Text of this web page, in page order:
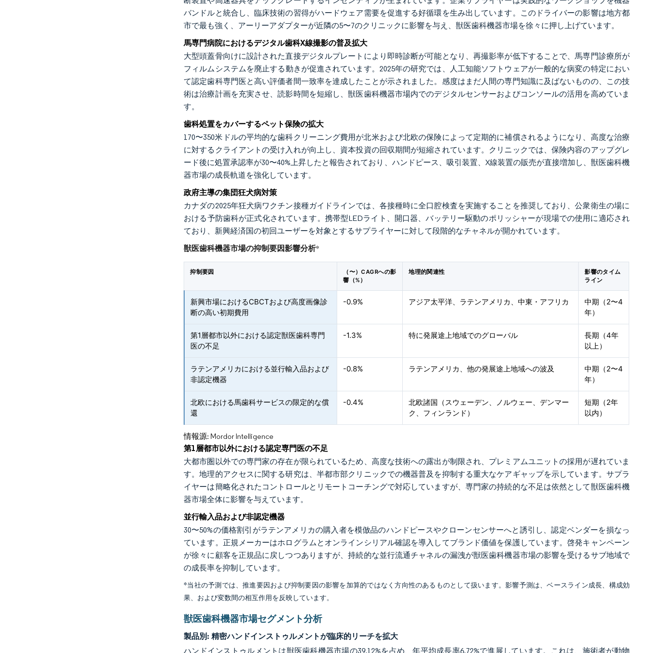
バンドルと統合し、臨床技術の習得がハードウェア需要を促進する好循環を生み出しています。このドライバーの影響は地方都
市で最も強く、アーリーアダプターが近隣の5〜7のクリニックに影響を与え、獣医歯科機器市場を徐々に押し上げています。
馬専門病院におけるデジタル歯科X線撮影の普及拡大
大型頭蓋骨向けに設計された直接デジタルプレートにより即時診断が可能となり、再撮影率が低下することで、馬専門診療所が
フィルムシステムを廃止する動きが促進されています。2025年の研究では、人工知能ソフトウェアが一般的な病変の特定におい
て認定歯科専門医と高い評価者間一致率を達成したことが示されました。感度はまだ人間の専門知識に及ばないものの、この技
術は治療計画を充実させ、読影時間を短縮し、獣医歯科機器市場内でのデジタルセンサーおよびコンソールの活用を高めていま
す。
歯科処置をカバーするペット保険の拡大
170〜350米ドルの平均的な歯科クリーニング費用が北米および北欧の保険によって定期的に補償されるようになり、高度な治療
に対するクライアントの受け入れが向上し、資本投資の回収期間が短縮されています。クリニックでは、保険内容のアップグレ
ード後に処置承認率が30〜40%上昇したと報告されており、ハンドピース、吸引装置、X線装置の販売が直接増加し、獣医歯科機
器市場の成長軌道を強化しています。
政府主導の集団狂犬病対策
カナダの2025年狂犬病ワクチン接種ガイドラインでは、各接種時に全口腔検査を実施することを推奨しており、公衆衛生の場に
おける予防歯科が正式化されています。携帯型LEDライト、開口器、バッテリー駆動のポリッシャーが現場での使用に適応され
ており、新興経済国の初回ユーザーを対象とするサプライヤーに対して段階的なチャネルが開かれています。
獣医歯科機器市場の抑制要因影響分析*
抑制要因
（〜）CAGRへの影
響（%）
地理的関連性
影響のタイム
ライン
新興市場におけるCBCTおよび高度画像診
断の高い初期費用
-0.9% アジア太平洋、ラテンアメリカ、中東・アフリカ
中期（2〜4
年）
第1層都市以外における認定獣医歯科専門
医の不足
-1.3% 特に発展途上地域でのグローバル
長期（4年
以上）
ラテンアメリカにおける並行輸入品および
非認定機器
-0.8% ラテンアメリカ、他の発展途上地域への波及
中期（2〜4
年）
北欧における馬歯科サービスの限定的な償
還
-0.4%
北欧諸国（スウェーデン、ノルウェー、デンマー
ク、フィンランド）
短期（2年
以内）
情報源: Mordor Intelligence
第1層都市以外における認定専門医の不足
大都市圏以外での専門家の存在が限られているため、高度な技術への露出が制限され、プレミアムユニットの採用が遅れていま
す。地理的アクセスに関する研究は、半都市部クリニックでの機器普及を抑制する重大なケアギャップを示しています。サプラ
イヤーは簡略化されたコントロールとリモートコーチングで対応していますが、専門家の持続的な不足は依然として獣医歯科機
器市場全体に影響を与えています。
並行輸入品および非認定機器
30〜50%の価格割引がラテンアメリカの購入者を模倣品のハンドピースやクローンセンサーへと誘引し、認定ベンダーを損なっ
ています。正規メーカーはホログラムとオンラインシリアル確認を導入してブランド価値を保護しています。啓発キャンペーン
が徐々に顧客を正規品に戻しつつありますが、持続的な並行流通チャネルの漏洩が獣医歯科機器市場の影響を受けるサブ地域で
の成長率を抑制しています。
*当社の予測では、推進要因および抑制要因の影響を加算的ではなく方向性のあるものとして扱います。影響予測は、ベースライン成長、構成効
果、および変数間の相互作用を反映しています。
獣医歯科機器市場セグメント分析
製品別: 精密ハンドインストゥルメントが臨床的リーチを拡大
ハンドインストゥルメントは獣医歯科機器市場の39.12%を占め、年平均成長率6.72%で進展しています。これは、施術者が動物